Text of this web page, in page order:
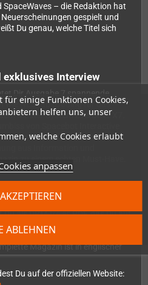
für einige Funktionen Cookies,
helfen uns, unser
welche Cookies erlaubt
anpassen
ABLEHNEN
– die Redaktion hat
gespielt und
Du genau, welche Titel sich
exklusives Interview
Dir Ausgabe 7 spannende
wie NESFab (Coding für das
Master System EverDrive X7.
von Spacebot Interactive
in die Homebrew-
aus Information und
DRM
Du als DRM-freies PDF, das Du auf
Nach dem Kauf steht Dir der
– ohne Wartezeit und natürlich
Magazin ist in englischer
Du auf der offiziellen Website: